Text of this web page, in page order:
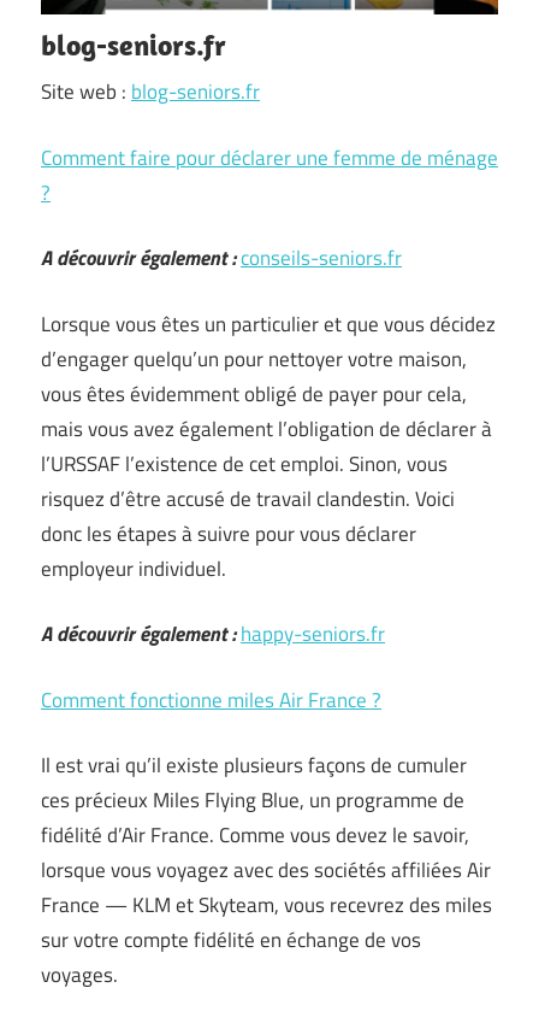
blog-seniors.fr
Site web :blog-seniors.fr
Comment faire pour déclarer une femme de ménage
?
A découvrir également :conseils-seniors.fr
Lorsque vous êtes un particulier et que vous décidez
d’engager quelqu’un pour nettoyer votre maison,
vous êtes évidemment obligé de payer pour cela,
mais vous avez également l’obligation de déclarer à
l’URSSAF l’existence de cet emploi. Sinon, vous
risquez d’être accusé de travail clandestin. Voici
donc les étapes à suivre pour vous déclarer
employeur individuel.
A découvrir également :happy-seniors.fr
Comment fonctionne miles Air France ?
Il est vrai qu’il existe plusieurs façons de cumuler
ces précieux Miles Flying Blue, un programme de
fidélité d’Air France. Comme vous devez le savoir,
lorsque vous voyagez avec des sociétés affiliées Air
France — KLM et Skyteam, vous recevrez des miles
sur votre compte fidélité en échange de vos
voyages.